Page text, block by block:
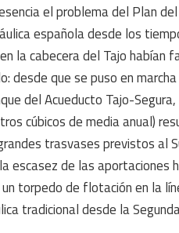
el problema del Plan
española desde los
la cabecera del Tajo
desde que se puso en
del Acueducto Tajo-
cúbicos de media anual)
trasvases previstos al
escasez de las aportaciones
torpedo de flotación en la
tradicional desde la